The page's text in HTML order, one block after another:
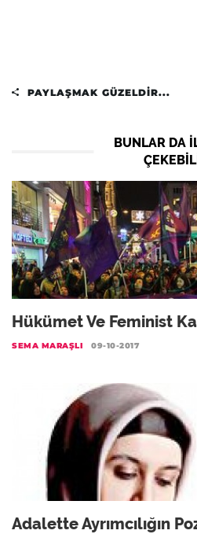
PAYLAŞMAK GÜZELDIR...
BUNLAR DA
Hükümet Ve Feminist
SEMA MARAŞLI 09-10-2017
Adalette Ayrımcılığın